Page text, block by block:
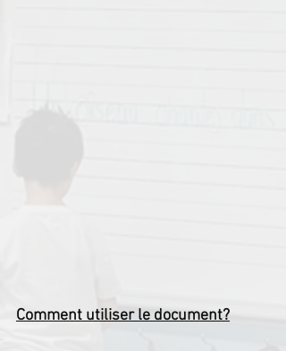
Comment utiliser le document?